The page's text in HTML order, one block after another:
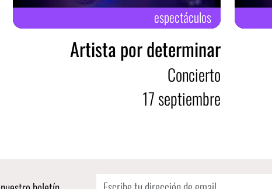
espectáculos
Artista por determinar
Concierto
17septiembre